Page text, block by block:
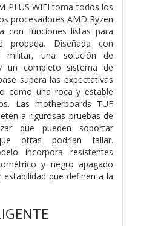
PLUS WIFI toma todos los
procesadores AMD Ryzen
con funciones listas para
probada. Diseñada con
militar, una solución de
un completo sistema de
supera las expectativas
como una roca y estable
Las motherboards TUF
a rigurosas pruebas de
que pueden soportar
otras podrían fallar.
incorpora resistentes
y negro apagado
que definen a la